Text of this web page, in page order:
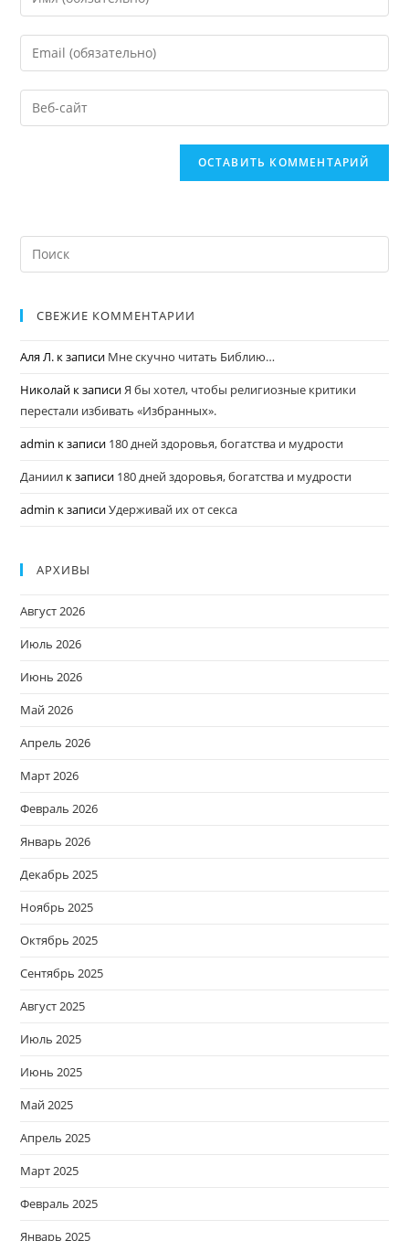
СВЕЖИЕ КОММЕНТАРИИ
Аля Л. к записи Мне скучно читать Библию…
Николай к записиЯ бы хотел, чтобы религиозные критики
перестали избивать «Избранных».
admin к записи 180 дней здоровья, богатства и мудрости
Даниил к записи 180 дней здоровья, богатства и мудрости
admin к записиУдерживай их от секса
АРХИВЫ
Август 2026
Июль 2026
Июнь 2026
Май 2026
Апрель 2026
Март 2026
Февраль 2026
Январь 2026
Декабрь 2025
Ноябрь 2025
Октябрь 2025
Сентябрь 2025
Август 2025
Июль 2025
Июнь 2025
Май 2025
Апрель 2025
Март 2025
Февраль 2025
Январь 2025